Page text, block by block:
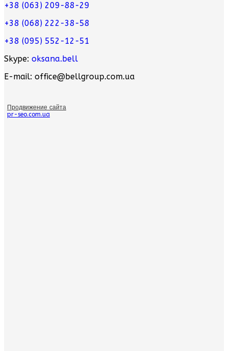
+38 (063) 209-88-29
+38 (068) 222-38-58
+38 (095) 552-12-51
Skype: oksana.bell
E-mail: office@bellgroup.com.ua
Продвижение сайта
pr-seo.com.ua